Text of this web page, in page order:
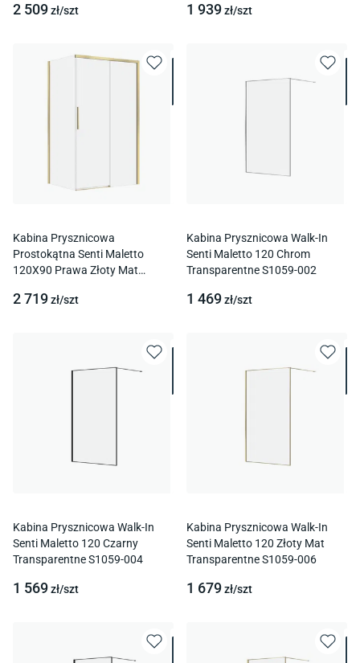
2 509zł/szt 1 939zł/szt
Kabina Prysznicowa
Prostokątna Senti Maletto
120X90 Prawa Złoty Mat
2 719zł/szt
Kabina Prysznicowa Walk-In
Senti Maletto 120 Chrom
Transparentne S1059-002
1 469zł/szt
Kabina Prysznicowa Walk-In
Senti Maletto 120 Czarny
Transparentne S1059-004
1 569zł/szt
Kabina Prysznicowa Walk-In
Senti Maletto 120 Złoty Mat
Transparentne S1059-006
1 679zł/szt